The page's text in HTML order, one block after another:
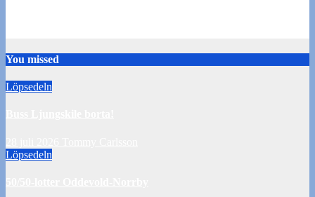
You missed
Löpsedeln
Löpsedeln